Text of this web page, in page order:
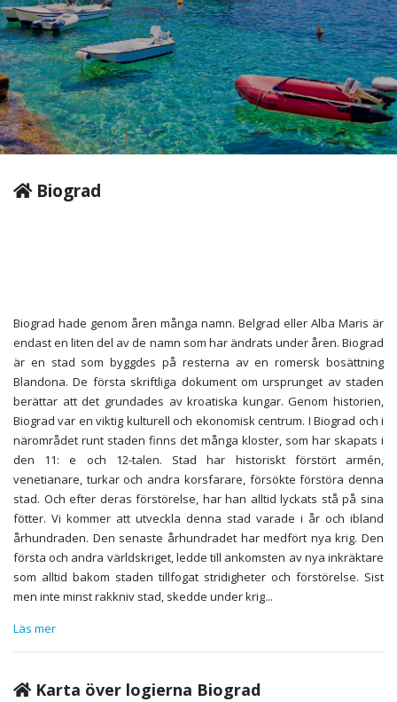
Biograd
Biograd hade genom åren många namn. Belgrad eller Alba Maris är
endast en liten del av de namn som har ändrats under åren. Biograd
är en stad som byggdes på resterna av en romersk bosättning
Blandona. De första skriftliga dokument om ursprunget av staden
berättar att det grundades av kroatiska kungar. Genom historien,
Biograd var en viktig kulturell och ekonomisk centrum. I Biograd och i
närområdet runt staden finns det många kloster, som har skapats i
den 11: e och 12-talen. Stad har historiskt förstört armén,
venetianare, turkar och andra korsfarare, försökte förstöra denna
stad. Och efter deras förstörelse, har han alltid lyckats stå på sina
fötter. Vi kommer att utveckla denna stad varade i år och ibland
århundraden. Den senaste århundradet har medfört nya krig. Den
första och andra världskriget, ledde till ankomsten av nya inkräktare
som alltid bakom staden tillfogat stridigheter och förstörelse. Sist
men inte minst rakkniv stad, skedde under krig...
Läs mer
Karta över logierna Biograd